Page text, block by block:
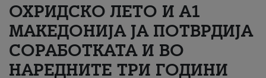
#ПодобарОнлајн
ОХРИДСКО ЛЕТО И A1
МАКЕДОНИЈА ЈА ПОТВРДИЈА
СОРАБОТКАТА И ВО
НАРЕДНИТЕ ТРИ ГОДИНИ